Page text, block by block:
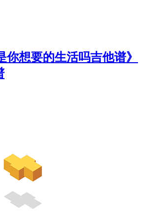
你想要的生活吗吉他谱》